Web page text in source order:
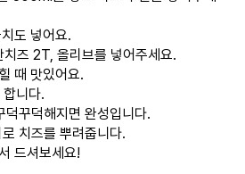
도 넣어요.
즈 2T, 올리브를 넣어주세요.
때 맛있어요.
니다.
꾸덕해지면 완성입니다.
치즈를 뿌려줍니다.
드셔보세요!